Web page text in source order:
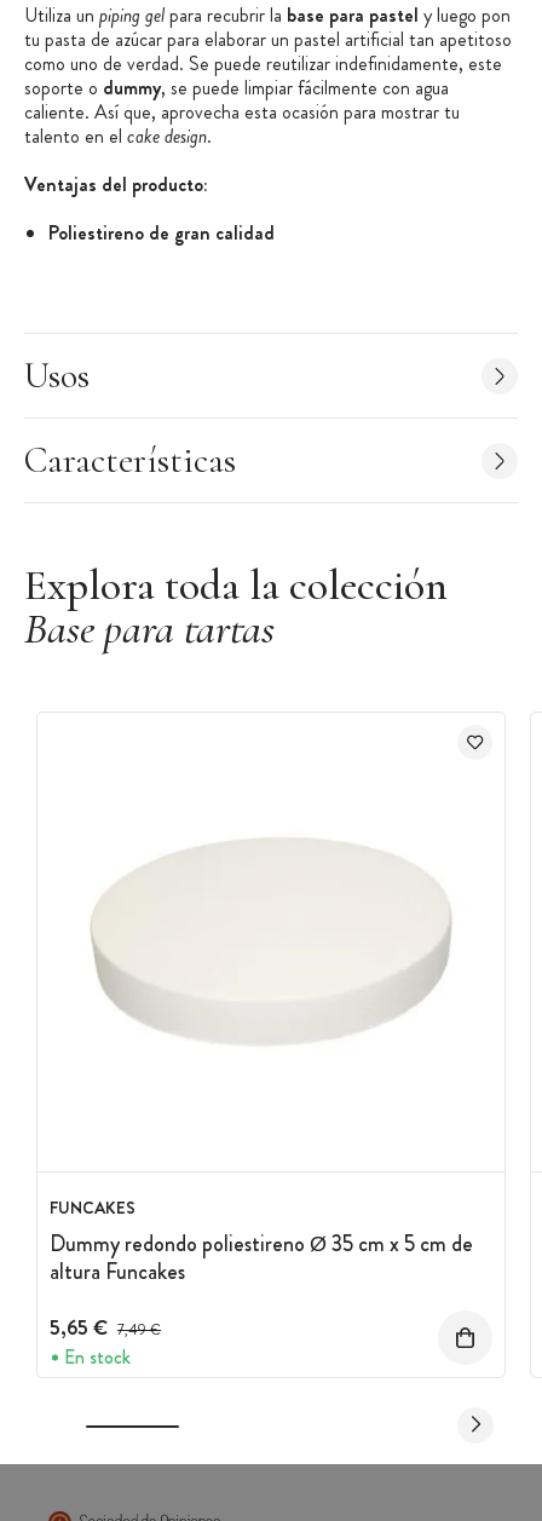
Utiliza un piping gelpara recubrir la base para pastel y luego pon
tu pasta de azúcar para elaborar un pastel artificial tan apetitoso
como uno de verdad. Se puede reutilizar indefinidamente, este
soporte o dummy, se puede limpiar fácilmente con agua
caliente. Así que, aprovecha esta ocasión para mostrar tu
talento en el cake design.
Ventajas del producto:
Poliestireno de gran calidad
Dummy
Base para pastel
Forma: Redonda
Diámetro: 25 cm
Bordes lisos
Origen: Países Bajos
Marca: Funcakes
Usos
Características
Explora toda la colección
Base para tartas
FUNCAKES
Dummy redondo poliestireno Ø 35 cm x 5 cm de
altura Funcakes
5,65 € Precio antes del descuento
7,49 €
En stock